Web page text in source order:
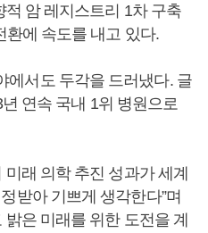
암 레지스트리 1차 구축
환에 속도를 내고 있다.
에서도 두각을 드러냈다. 글
연속 국내 1위 병원으로
래 의학 추진 성과가 세계
받아 기쁘게 생각한다”며
은 미래를 위한 도전을 계